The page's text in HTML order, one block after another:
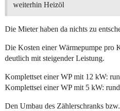
weiterhin Heizöl
Die Mieter haben da nichts zu
Die Kosten einer Wärmepumpe pro
deutlich mit steigender Leistung.
Komplettset einer WP mit 12 kW:
Komplettsei einer WP mit 5 kW:
Den Umbau des Zählerschranks